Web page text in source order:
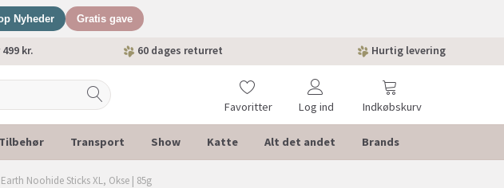
Nyheder Gratis gave
kr. 60 dages returret Hurtig levering
Indkøbskurv
Favoritter Log ind
Tilbehør Transport Show Katte Alt det andet Brands
Noohide Sticks XL, Okse | 85g